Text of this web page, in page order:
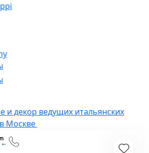
и декор ведущих итальянских
Москве